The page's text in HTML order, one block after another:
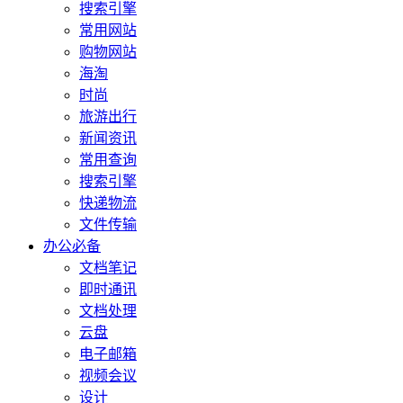
搜索引擎
常用网站
购物网站
海淘
时尚
旅游出行
新闻资讯
常用查询
搜索引擎
快递物流
文件传输
办公必备
文档笔记
即时通讯
文档处理
云盘
电子邮箱
视频会议
设计